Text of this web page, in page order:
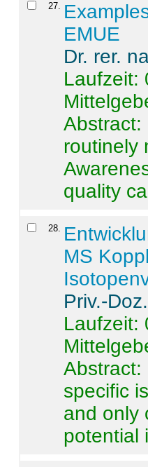
27.
EMUE
Dr. rer.
Laufzeit:
Abstract:
routinely
quality
28.
MS
Priv.-
Laufzeit:
Abstract:
specific
and only
potential